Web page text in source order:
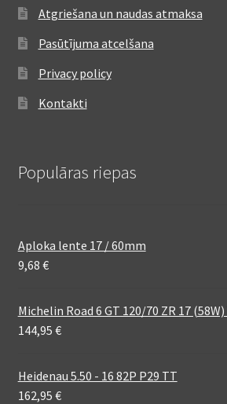
Atgriešana un naudas atmaksa
Pasūtījuma atcelšana
Privacy policy
Kontakti
Populāras riepas
Aploka lente 17 / 60mm
9,68 €
Michelin Road 6 GT 120/70 ZR 17
144,95 €
Heidenau 5.50 - 16 82P P29 TT
162,95 €